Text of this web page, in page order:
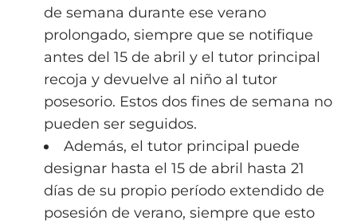
de semana durante ese verano
prolongado, siempre que se notifique
antes del 15 de abril y el tutor principal
recoja y devuelve al niño al tutor
posesorio. Estos dos fines de semana no
pueden ser seguidos.
Además, el tutor principal puede
designar hasta el 15 de abril hasta 21
días de su propio período extendido de
posesión de verano, siempre que esto